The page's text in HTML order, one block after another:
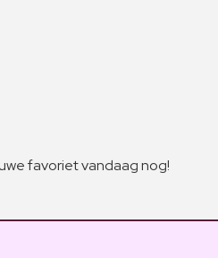
favoriet vandaag nog!